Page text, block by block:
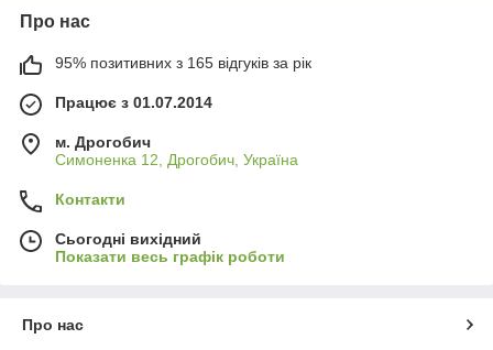
Про нас
95% позитивних з 165 відгуків за рік
Працює з 01.07.2014
м. Дрогобич
Симоненка 12, Дрогобич, Україна
Контакти
Сьогодні вихідний
Показати весь графік роботи
Про нас